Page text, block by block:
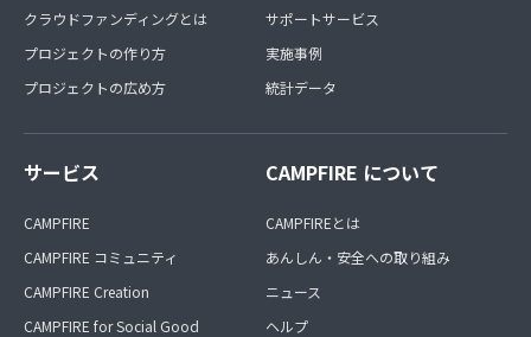
クラウドファンディングとは
プロジェクトの作り方
プロジェクトの広め方
サポートサービス
実施事例
統計データ
サービス
CAMPFIRE
CAMPFIRE コミュニティ
CAMPFIRE Creation
CAMPFIRE for Social Good
CAMPFIRE について
CAMPFIREとは
あんしん・安全への取り組み
ニュース
ヘルプ